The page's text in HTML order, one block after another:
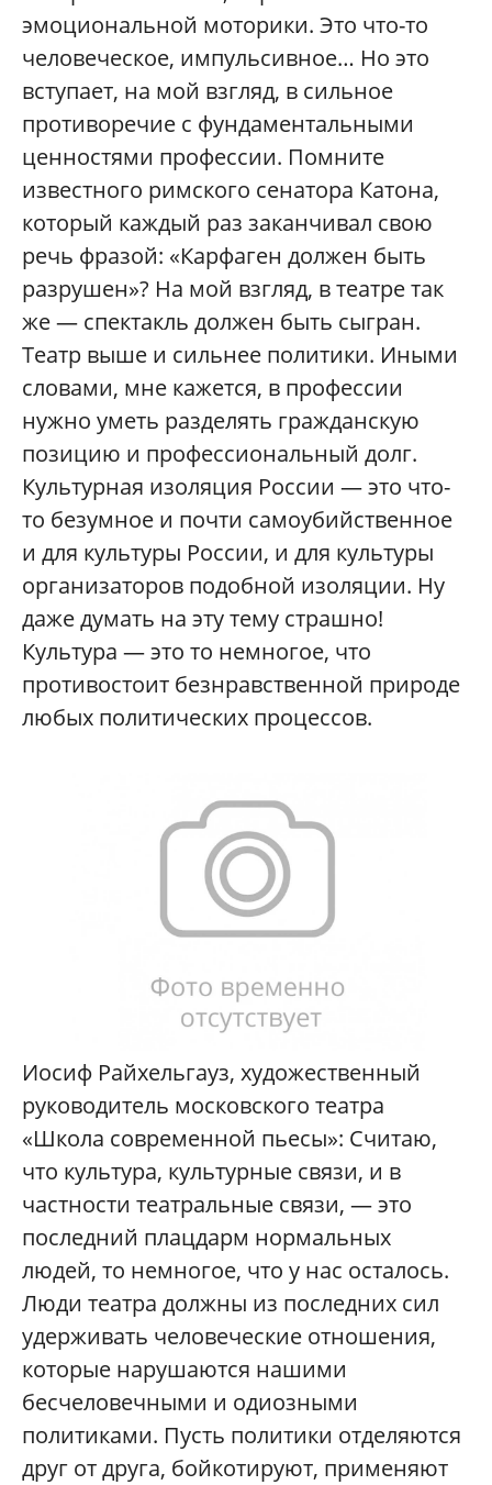
эмоциональной моторики. Это что-то
человеческое, импульсивное… Но это
вступает, на мой взгляд, в сильное
противоречие с фундаментальными
ценностями профессии. Помните
известного римского сенатора Катона,
который каждый раз заканчивал свою
речь фразой: «Карфаген должен быть
разрушен»? На мой взгляд, в театре так
же — спектакль должен быть сыгран.
Театр выше и сильнее политики. Иными
словами, мне кажется, в профессии
нужно уметь разделять гражданскую
позицию и профессиональный долг.
Культурная изоляция России — это что-
то безумное и почти самоубийственное
и для культуры России, и для культуры
организаторов подобной изоляции. Ну
даже думать на эту тему страшно!
Культура — это то немногое, что
противостоит безнравственной природе
любых политических процессов.
Иосиф Райхельгауз, художественный
руководитель московского театра
«Школа современной пьесы»: Считаю,
что культура, культурные связи, и в
частности театральные связи, — это
последний плацдарм нормальных
людей, то немногое, что у нас осталось.
Люди театра должны из последних сил
удерживать человеческие отношения,
которые нарушаются нашими
бесчеловечными и одиозными
политиками. Пусть политики отделяются
друг от друга, бойкотируют, применяют